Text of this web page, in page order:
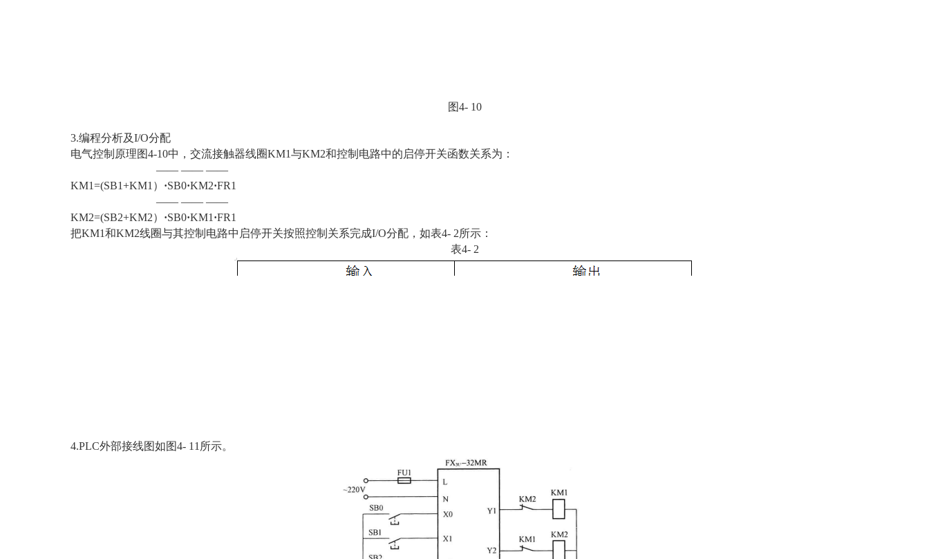
图4- 10
3.编程分析及I/O分配
电气控制原理图4-10中，交流接触器线圈KM1与KM2和控制电路中的启停开关函数关系为：
—— —— ——
KM1=(SB1+KM1） ·SB0·KM2·FR1
—— —— ——
KM2=(SB2+KM2） ·SB0·KM1 ·FR1
把KM1和KM2线圈与其控制电路中启停开关按照控制关系完成I/O分配，如表4- 2所示：
表4- 2
4.PLC外部接线图如图4- 11所示。